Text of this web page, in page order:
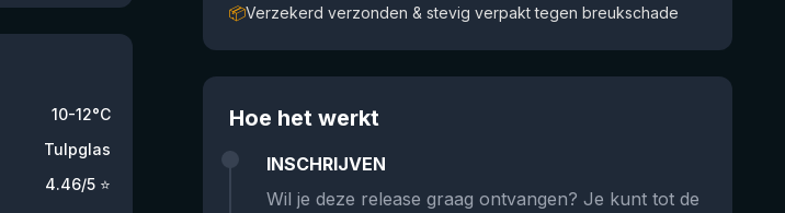
10-12°C
Tulpglas
4.46/5 ⭐
📦Verzekerd verzonden & stevig verpakt tegen breukschade
Hoe het werkt
INSCHRIJVEN
Wil je deze release graag ontvangen? Je kunt tot de